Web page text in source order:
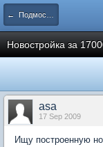
← Подмосковье
Новостройка за
asa
17 Sep 2009
Ищу построенную